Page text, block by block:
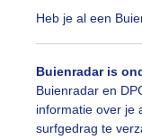
Heb je al een
Buienradar is
Buienradar en
informatie over je
surfgedrag te
#halo
alle categorieën
Klik